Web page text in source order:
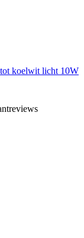
koelwit licht 10W